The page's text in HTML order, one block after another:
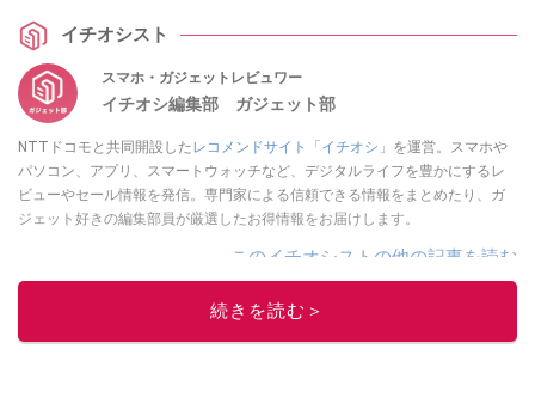
イチオシスト
スマホ・ガジェットレビュワー
イチオシ編集部 ガジェット部
NTTドコモと共同開設した レコメンドサイト「イチオシ」 を運営。スマホや
パソコン、アプリ、スマートウォッチなど、デジタルライフを豊かにするレ
ビューやセール情報を発信。専門家による信頼できる情報をまとめたり、ガ
ジェット好きの編集部員が厳選したお得情報をお届けします。
このイチオシストの他の記事を読む
続きを読む＞